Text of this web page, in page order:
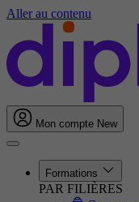
Aller au contenu
Mon compte New
Formations
PAR FILIÈRES